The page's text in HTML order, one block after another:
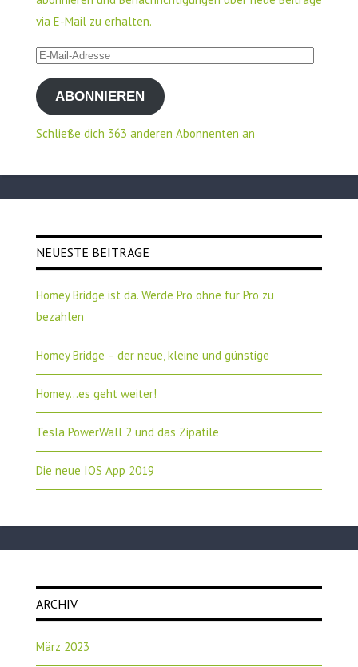
via E-Mail zu erhalten.
E-
Mail-
AdresseABONNIEREN
Schließe dich 363 anderen Abonnenten an
NEUESTE BEITRÄGE
Homey Bridge ist da. Werde Pro ohne für Pro zu
bezahlen
Homey Bridge – der neue, kleine und günstige
Homey…es geht weiter!
Tesla PowerWall 2 und das Zipatile
Die neue IOS App 2019
ARCHIV
März 2023